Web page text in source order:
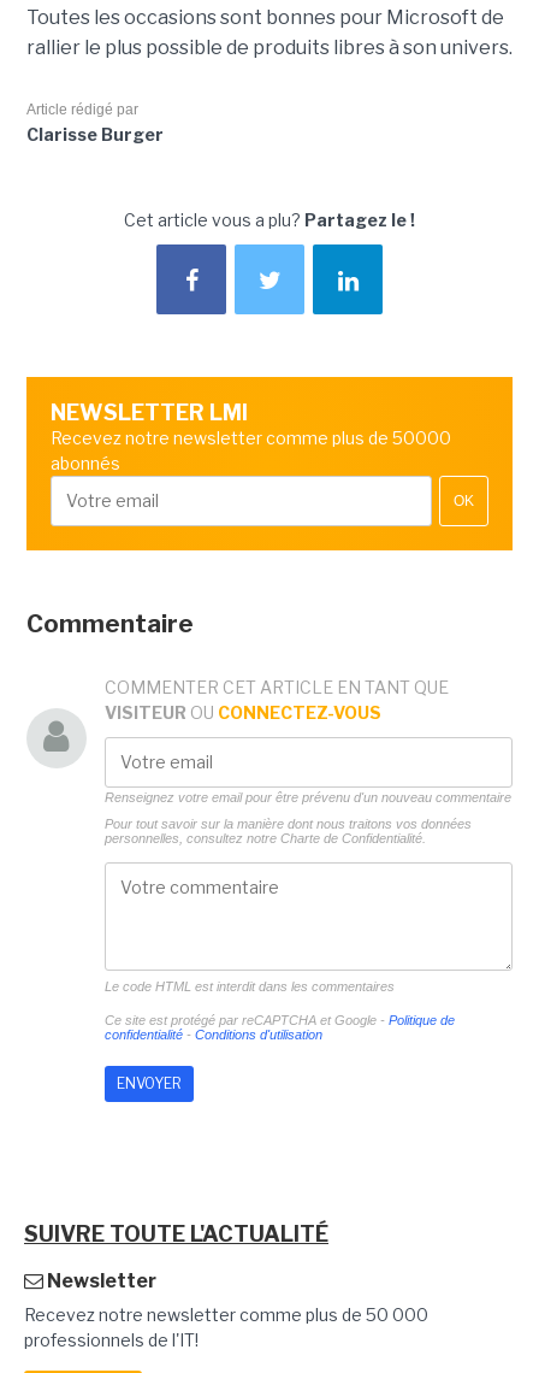
Toutes les occasions sont bonnes pour Microsoft de
rallier le plus possible de produits libres à son univers.
Article rédigé par
Clarisse Burger
Cet article vous a plu? Partagez le !
NEWSLETTER LMI
Recevez notre newsletter comme plus de 50000
abonnés
OK
Commentaire
COMMENTER CET ARTICLE EN TANT QUE
VISITEUR OU CONNECTEZ-VOUS
Renseignez votre email pour être prévenu d'un nouveau commentaire
Pour tout savoir sur la manière dont nous traitons vos données
personnelles, consultez notre Charte de Confidentialité.
Le code HTML est interdit dans les commentaires
Ce site est protégé par reCAPTCHA et Google - Politique de
confidentialité- Conditions d'utilisation
SUIVRE TOUTE L'ACTUALITÉ
Newsletter
Recevez notre newsletter comme plus de 50 000
professionnels de l'IT!